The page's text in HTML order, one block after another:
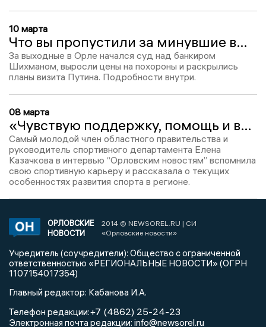
10 марта
Что вы пропустили за минувшие выходные?
За выходные в Орле начался суд над банкиром
Шихманом, выросли цены на похороны и раскрылись
планы визита Путина. Подробности внутри.
08 марта
«Чувствую поддержку, помощь и взаимовыручку». Елена Казачкова о себе, работе в правительстве и корфболе
Самый молодой член областного правительства и
руководитель спортивного департамента Елена
Казачкова в интервью “Орловским новостям” вспомнила
свою спортивную карьеру и рассказала о текущих
особенностях развития спорта в регионе.
ОРЛОВСКИЕ
НОВОСТИ
2014 © NEWSOREL.RU | СИ
«Орловские новости»
Учредитель (соучредители): Общество с ограниченной
ответственностью «РЕГИОНАЛЬНЫЕ НОВОСТИ» (ОГРН
1107154017354)
Главный редактор: Кабанова И.А.
Телефон редакции:+7 (4862) 25-24-23
Электронная почта редакции: info@newsorel.ru